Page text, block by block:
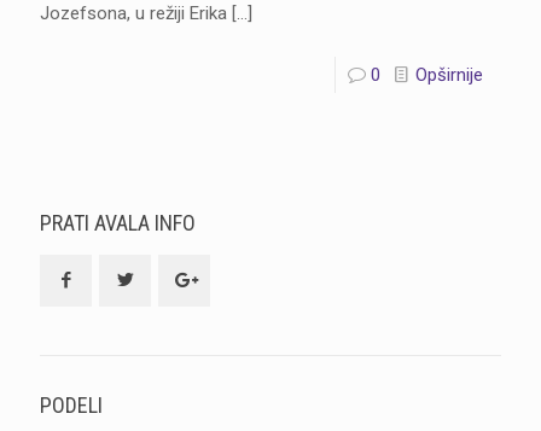
Jozefsona, u režiji Erika […]
0 Opširnije
PRATI AVALA INFO
PODELI